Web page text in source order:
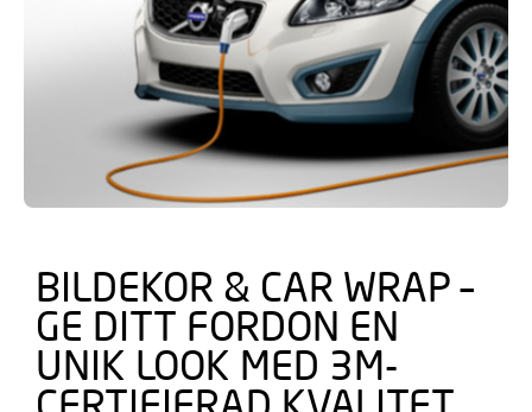
BILDEKOR & CAR WRAP –
GE DITT FORDON EN
UNIK LOOK MED 3M-